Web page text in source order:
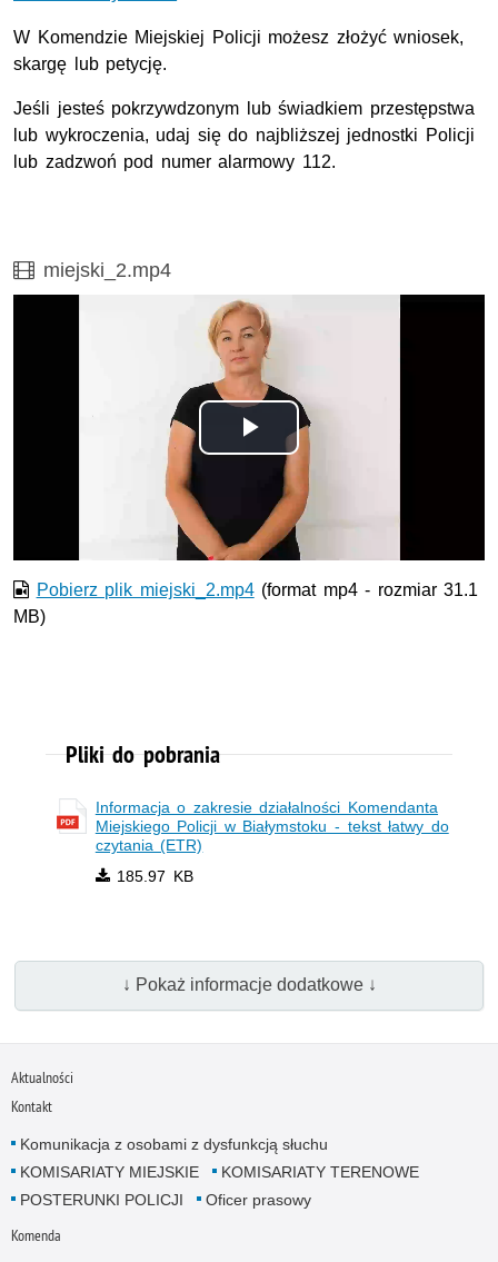
W Komendzie Miejskiej Policji możesz złożyć wniosek,
skargę lub petycję.
Jeśli jesteś pokrzywdzonym lub świadkiem przestępstwa
lub wykroczenia, udaj się do najbliższej jednostki Policji
lub zadzwoń pod numer alarmowy 112.
Film
miejski_2.mp4
Odtwórz
wideo
Pobierz plik miejski_2.mp4(format mp4 - rozmiar 31.1
MB)
Pliki do pobrania
Informacja o zakresie działalności Komendanta
Miejskiego Policji w Białymstoku - tekst łatwy do
czytania (ETR)
185.97 KB
↓ Pokaż informacje dodatkowe ↓
Aktualności
Kontakt
Komunikacja z osobami z dysfunkcją słuchu
KOMISARIATY MIEJSKIE
KOMISARIATY TERENOWE
POSTERUNKI POLICJI
Oficer prasowy
Komenda